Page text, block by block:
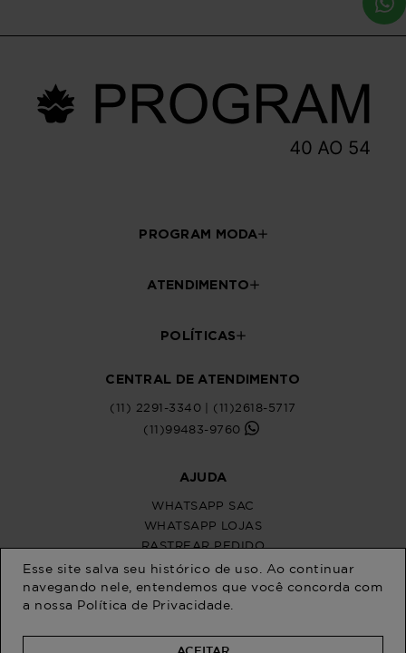
Esse site salva seu histórico de uso. Ao continuar
navegando nele, entendemos que você concorda com
a nossa Política de Privacidade
ACEITAR